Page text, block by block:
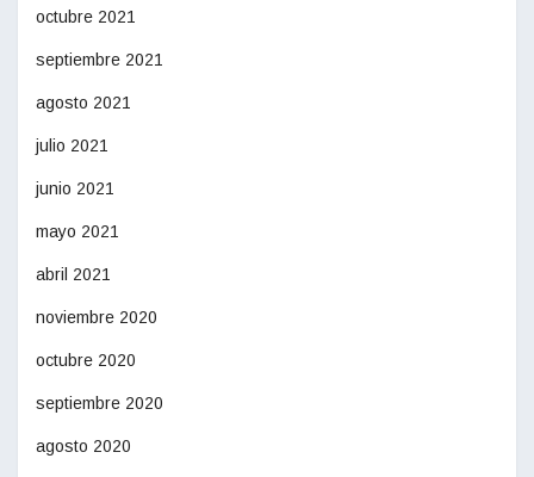
octubre 2021
septiembre 2021
agosto 2021
julio 2021
junio 2021
mayo 2021
abril 2021
noviembre 2020
octubre 2020
septiembre 2020
agosto 2020